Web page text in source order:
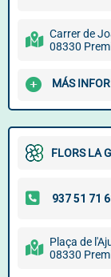
Carrer de
08330
MÁS
FLORS LA
Plaça de
08330